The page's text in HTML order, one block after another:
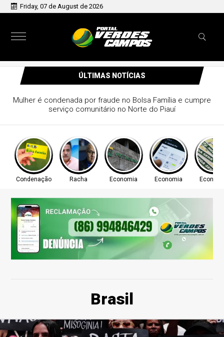
Friday, 07 de August de 2026
ÚLTIMAS NOTÍCIAS
líquido de R$ 52,4 bi no segundo
trimestre
Condenação Racha Economia Economia
Brasil